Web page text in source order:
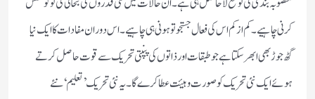
کرنی چاہیے ۔کم از کم اس کی فعال جستجو تو ہونی ہی چاہیے۔اس دوران مفادات کا ایک نیا
گٹھ جوڑ بھی ابھر سکتاہے جو طبقات اور ذاتوں کی پنپتی تحریک سے قوت حاصل کرتے
ہوئے ایک نئی تحریک کو صورت و ہیئت عطا کرے گا۔یہ نئی تحریک’تعلیم‘نئے